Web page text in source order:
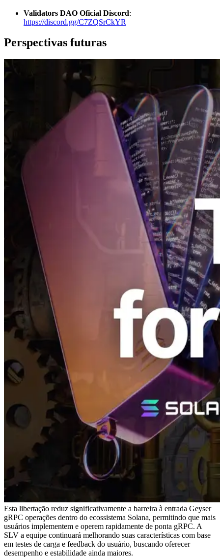
Validators DAO Oficial Discord:
https://discord.gg/C7ZQSrCkYR
Perspectivas futuras
Esta libertação reduz significativamente a barreira à entrada Geyser
gRPC operações dentro do ecossistema Solana, permitindo que mais
usuários implementem e operem rapidamente de ponta gRPC. A
SLV a equipe continuará melhorando suas características com base
em testes de carga e feedback do usuário, buscando oferecer
desempenho e estabilidade ainda maiores.